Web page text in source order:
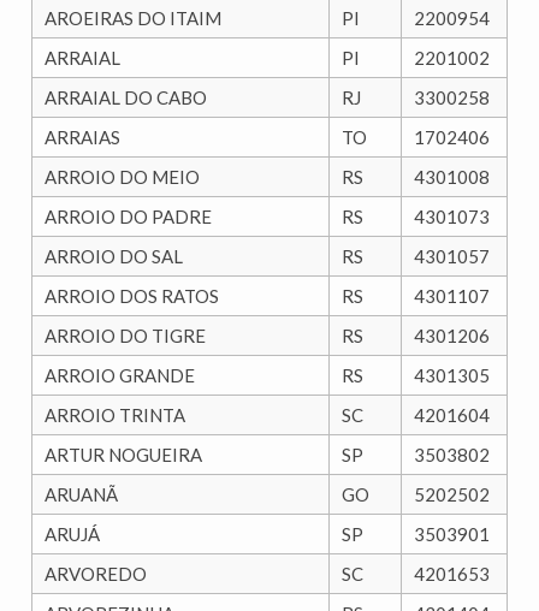
AROEIRAS DO ITAIM
PI
2200954
ARRAIAL
PI
2201002
ARRAIAL DO CABO
RJ
3300258
ARRAIAS
TO
1702406
ARROIO DO MEIO
RS
4301008
ARROIO DO PADRE
RS
4301073
ARROIO DO SAL
RS
4301057
ARROIO DOS RATOS
RS
4301107
ARROIO DO TIGRE
RS
4301206
ARROIO GRANDE
RS
4301305
ARROIO TRINTA
SC
4201604
ARTUR NOGUEIRA
SP
3503802
ARUANÃ
GO
5202502
ARUJÁ
SP
3503901
ARVOREDO
SC
4201653